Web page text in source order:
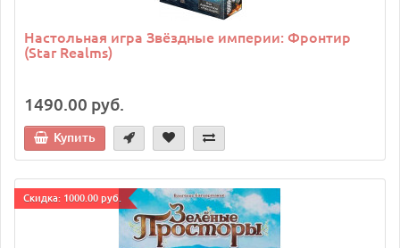
Настольная игра Звёздные империи: Фронтир
(Star Realms)
1490.00 руб.
Купить
Cкидка: 1000.00 руб.